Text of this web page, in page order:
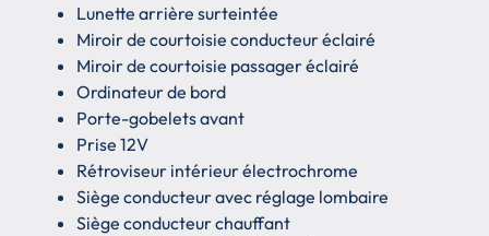
Lunette arrière surteintée
Miroir de courtoisie conducteur éclairé
Miroir de courtoisie passager éclairé
Ordinateur de bord
Porte-gobelets avant
Prise 12V
Rétroviseur intérieur électrochrome
Siège conducteur avec réglage lombaire
Siège conducteur chauffant